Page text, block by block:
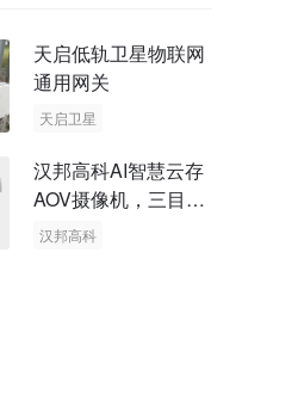
天启低轨卫星物联网
通用网关
天启卫星
汉邦高科AI智慧云存
AOV摄像机，三目太
阳能多摄球机
汉邦高科